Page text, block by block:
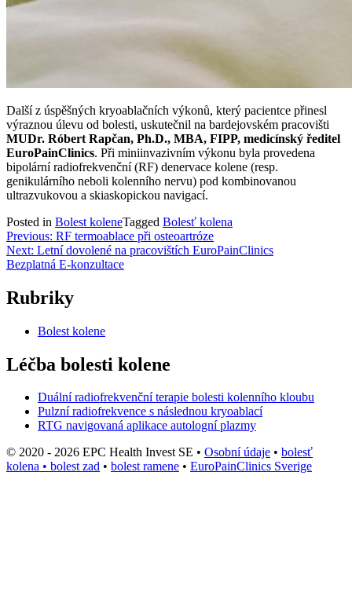
Další z úspěšných kryoablačních výkonů, který pacientce přinesl
výraznou úlevu od bolesti, uskutečnil na bardejovském pracovišti
MUDr. Róbert Rapčan, Ph.D., MBA, FIPP, medicínský ředitel
EuroPainClinics. Při miniinvazivním výkonu byla provedena
bipolární radiofrekvenční (RF) denervace kolene (resp.
genikulárního neboli kolenního nervu) pod kombinovanou
ultrazvukovou a skiaskopickou navigací.
Posted in Bolest koleneTagged Bolesť kolena
Navigace
pro
Previous: RF termoablace při osteoartróze
Next: Letní dovolené na pracovištích EuroPainClinics
Bezplatná E-konzultace
Rubriky
Bolest kolene
Léčba bolesti kolene
Duální radiofrekvenční terapie bolesti kolenního kloubu
Pulzní radiofrekvence s následnou kryoablací
RTG navigovaná aplikace autologní plazmy
© 2020 - 2026 EPC Health Invest SE • Osobní údaje • bolesť
kolena • bolest zad • bolest ramene • EuroPainClinics Sverige